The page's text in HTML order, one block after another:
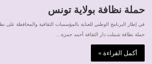
حملة نظافة بولاية تونس
في إطار البرنامج الوطني للعناية بالمؤسسات الثقافية والمحافظة على
حملة نظافة شملت دار الثقافة أحمد حمزة…
أكمل القراءة »